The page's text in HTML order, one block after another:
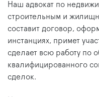
Наш адвокат по
строительным и
составит договор,
инстанциях, примет
сделает всю работу по
квалифицированного
сделок.